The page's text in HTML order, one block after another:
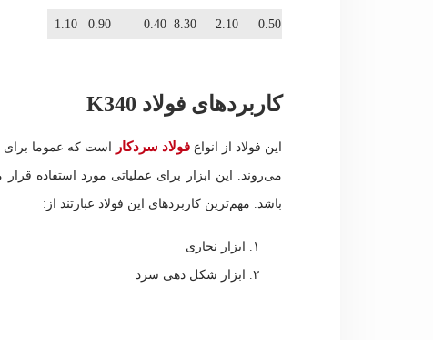
0.50
2.10
8.30
0.40
0.90
1.10
کاربردهای فولاد K340
این فولاد از انواعفولاد سردکار است که عموما برای
باشد. مهم‌ترین کاربردهای این فولاد عبارتند از:
ابزار نجاری
ابزار شکل دهی سرد